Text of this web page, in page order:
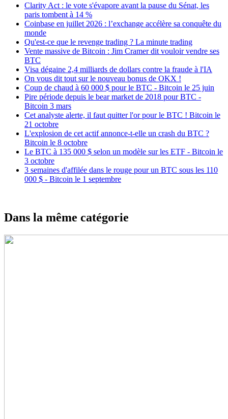
Clarity Act : le vote s'évapore avant la pause du Sénat, les
paris tombent à 14 %
Coinbase en juillet 2026 : l’exchange accélère sa conquête du
monde
Qu'est-ce que le revenge trading ? La minute trading
Vente massive de Bitcoin : Jim Cramer dit vouloir vendre ses
BTC
Visa dégaine 2,4 milliards de dollars contre la fraude à l'IA
On vous dit tout sur le nouveau bonus de OKX !
Coup de chaud à 60 000 $ pour le BTC - Bitcoin le 25 juin
Pire période depuis le bear market de 2018 pour BTC -
Bitcoin 3 mars
Cet analyste alerte, il faut quitter l'or pour le BTC ! Bitcoin le
21 octobre
L'explosion de cet actif annonce-t-elle un crash du BTC ?
Bitcoin le 8 octobre
Le BTC à 135 000 $ selon un modèle sur les ETF - Bitcoin le
3 octobre
3 semaines d'affilée dans le rouge pour un BTC sous les 110
000 $ - Bitcoin le 1 septembre
Dans la même catégorie